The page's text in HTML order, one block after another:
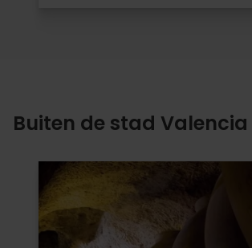
Buiten de stad Valencia